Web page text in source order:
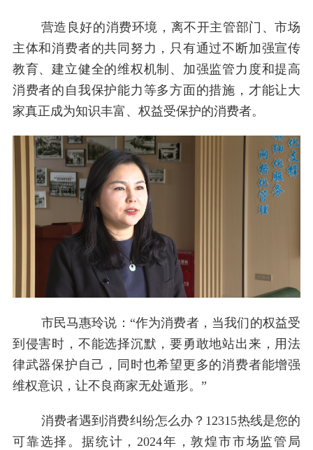
营造良好的消费环境，离不开主管部门、市场
主体和消费者的共同努力，只有通过不断加强宣传
教育、建立健全的维权机制、加强监管力度和提高
消费者的自我保护能力等多方面的措施，才能让大
家真正成为知识丰富、权益受保护的消费者。
市民马惠玲说：“作为消费者，当我们的权益受
到侵害时，不能选择沉默，要勇敢地站出来，用法
律武器保护自己，同时也希望更多的消费者能增强
维权意识，让不良商家无处遁形。”
消费者遇到消费纠纷怎么办？12315热线是您的
可靠选择。据统计，2024年，敦煌市市场监管局